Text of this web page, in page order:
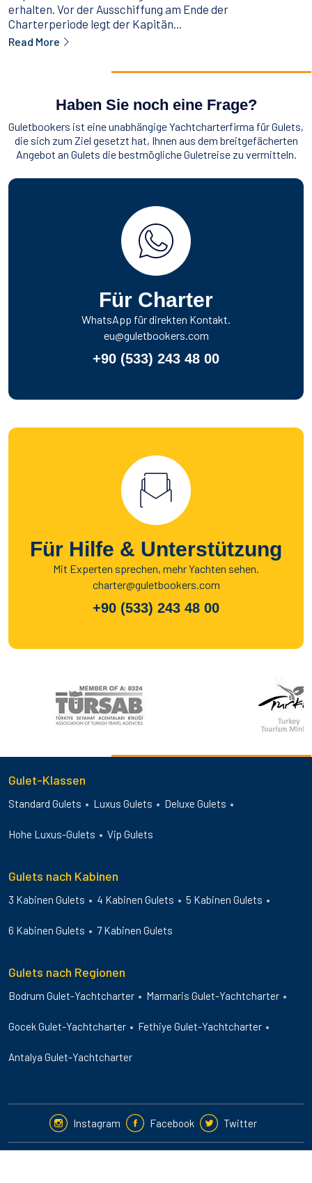
erhalten. Vor der Ausschiffung am Ende der
Charterperiode legt der Kapitän...
Read More
Haben Sie noch eine Frage?
Guletbookers ist eine unabhängige Yachtcharterfirma für Gulets,
die sich zum Ziel gesetzt hat, Ihnen aus dem breitgefächerten
Angebot an Gulets die bestmögliche Guletreise zu vermitteln.
Für Charter
WhatsApp für direkten Kontakt.
eu@guletbookers.com
+90 (533) 243 48 00
Für Hilfe & Unterstützung
Mit Experten sprechen, mehr Yachten sehen.
charter@guletbookers.com
+90 (533) 243 48 00
Gulet-Klassen
Standard Gulets Luxus Gulets Deluxe Gulets
Hohe Luxus-Gulets Vip Gulets
Gulets nach Kabinen
3 Kabinen Gulets 4 Kabinen Gulets 5 Kabinen Gulets
6 Kabinen Gulets 7 Kabinen Gulets
Gulets nach Regionen
Bodrum Gulet-Yachtcharter Marmaris Gulet-Yachtcharter
Gocek Gulet-Yachtcharter Fethiye Gulet-Yachtcharter
Antalya Gulet-Yachtcharter
Instagram Facebook Twitter